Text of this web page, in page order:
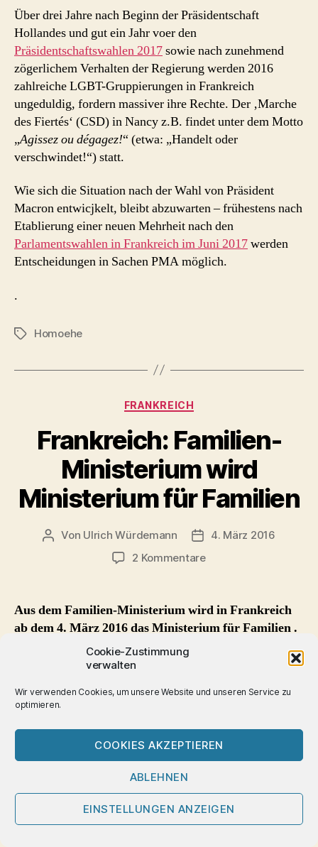
Cookie-Zustimmung
verwalten
Wir verwenden Cookies, um unsere Website und unseren Service zu
optimieren.
COOKIES AKZEPTIEREN
ABLEHNEN
EINSTELLUNGEN ANZEIGEN
Über drei Jahre nach Beginn der Präsidentschaft
Hollandes und gut ein Jahr voer den
Präsidentschaftswahlen 2017sowie nach zunehmend
zögerlichem Verhalten der Regierung werden 2016
zahlreiche LGBT-Gruppierungen in Frankreich
ungeduldig, fordern massiver ihre Rechte. Der ‚Marche
des Fiertés‘ (CSD) in Nancy z.B. findet unter dem Motto
„Agissez ou dégagez!“ (etwa: „Handelt oder
verschwindet!“) statt.
Wie sich die Situation nach der Wahl von Präsident
Macron entwicjkelt, bleibt abzuwarten – frühestens nach
Etablierung einer neuen Mehrheit nach den
Parlamentswahlen in Frankreich im Juni 2017werden
Entscheidungen in Sachen PMA möglich.
.
Schlagwörter
Homoehe
Kategorien
FRANKREICH
Frankreich: Familien-
Ministerium wird
Ministerium für Familien
Beitragsautor
Von Ulrich Würdemann Beitragsdatum
4. März 2016
2 Kommentarezu
Ministerium
Ministerium
Aus dem Familien-Ministerium wird in Frankreich
ab dem 4. März 2016 das Ministerium für Familien .
Mit dem Plural solle deutlich gemacht werden, dass
alle Arten von Familie anerkannt werden, so
Es ist letztlich nur eine kleine Namensänderung, die am
4. März 2016 im ‚Journal officiel‘ veröffentlicht wurde:
„Dans les décrets du 11 février 2016 susvisés, les
mots : « ministre de la famille, de l’enfance et des
droits des femmes » sont remplacés par les mots : «